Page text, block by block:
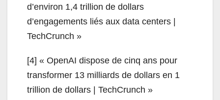
d’environ 1,4 trillion de dollars
d’engagements liés aux data centers |
TechCrunch »
[4] « OpenAI dispose de cinq ans pour
transformer 13 milliards de dollars en 1
trillion de dollars | TechCrunch »